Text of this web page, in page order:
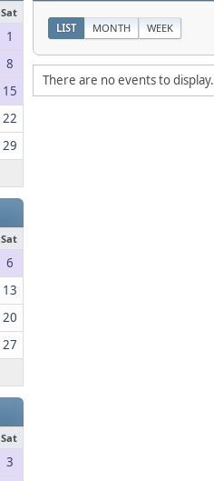
Sat
1
8
15
22
29
Sat
6
13
20
27
Sat
3
LIST MONTH WEEK
There are no events to display.